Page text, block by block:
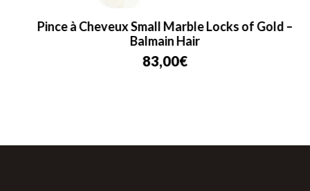
Pince à Cheveux Small Marble Locks of Gold –
Balmain Hair
83,00€